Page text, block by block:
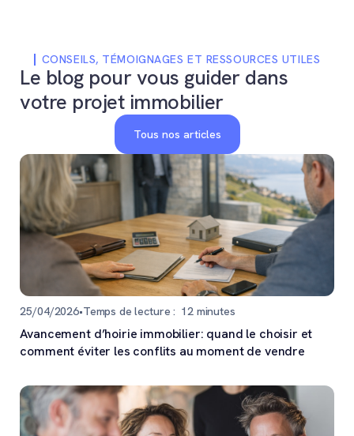
CONSEILS, TÉMOIGNAGES ET RESSOURCES UTILES
Le blog pour vous guider dans
votre projet immobilier
Tous nos articles
25/04/2026•Temps de lecture : 12minutes
Avancement d’hoirie immobilier: quand le choisir et
comment éviter les conflits au moment de vendre